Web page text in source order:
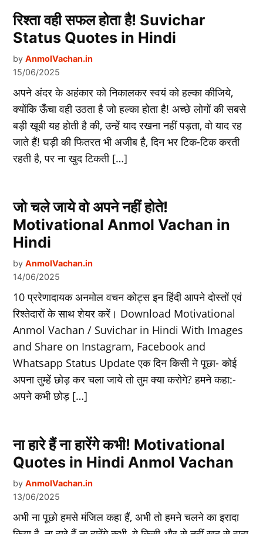
रिश्ता वही सफल होता है! Suvichar
Status Quotes in Hindi
by AnmolVachan.in
15/06/2025
अपने अंदर के अहंकार को निकालकर स्वयं को हल्का कीजिये,
क्योंकि ऊँचा वही उठता है जो हल्का होता है! अच्छे लोगों की सबसे
बड़ी खूबी यह होती है की, उन्हें याद रखना नहीं पड़ता, वो याद रह
जाते हैं! घड़ी की फितरत भी अजीब है, दिन भर टिक-टिक करती
रहती है, पर ना खुद टिकती […]
जो चले जाये वो अपने नहीं होते!
Motivational Anmol Vachan in
Hindi
by AnmolVachan.in
14/06/2025
10 प्ररेणादायक अनमोल वचन कोट्स इन हिंदी आपने दोस्तों एवं
रिश्‍तेदारों के साथ शेयर करें। Download Motivational
Anmol Vachan / Suvichar in Hindi With Images
and Share on Instagram, Facebook and
Whatsapp Status Update एक दिन किसी ने पूछा- कोई
अपना तुम्हें छोड़ कर चला जाये तो तुम क्या करोगे? हमने कहा:-
अपने कभी छोड़ […]
ना हारे हैं ना हारेंगे कभी! Motivational
Quotes in Hindi Anmol Vachan
by AnmolVachan.in
13/06/2025
अभी ना पूछो हमसे मंजिल कहा हैं, अभी तो हमने चलने का इरादा